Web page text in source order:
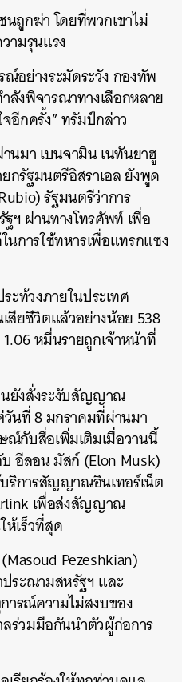
นถูกฆ่า โดยที่พวกเขาไม่
ามรุนแรง
ณ์อย่างระมัดระวัง กองทัพ
ลังพิจารณาทางเลือกหลาย
อีกครั้ง” ทรัมป์กล่าว
นมา เบนจามิน เนทันยาฮู
กรัฐมนตรีอิสราเอล ยังพูด
รัฐมนตรีว่าการ
ฐฯ ผ่านทางโทรศัพท์ เพื่อ
นการใช้ทหารเพื่อแทรกแซง
ะท้วงภายในประเทศ
ยชีวิตแล้วอย่างน้อย 538
หมื่นรายถูกเจ้าหน้าที่
นยังสั่งระงับสัญญาณ
วันที่ 8 มกราคมที่ผ่านมา
ณ์กับสื่อเพิ่มเติมเมื่อวานนี้
อีลอน มัสก์ (Elon Musk)
บริการสัญญาณอินเทอร์เน็ต
เพื่อส่งสัญญาณ
เร็วที่สุด
Pezeshkian)
ระณามสหรัฐฯ และ
ารณ์ความไม่สงบของ
ลร่วมมือกันนำตัวผู้ก่อการ